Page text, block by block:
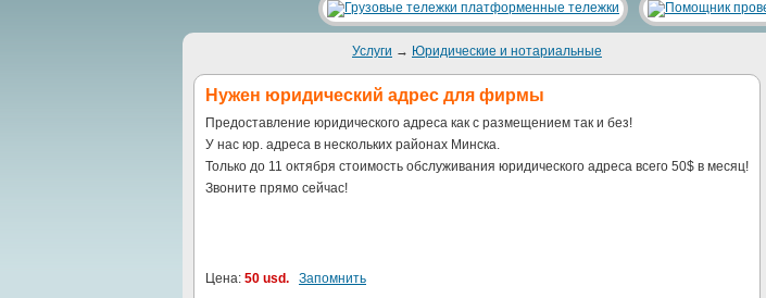
Услуги → Юридические и нотариальные
Нужен юридический адрес для фирмы
Предоставление юридического адреса как с размещением так и без!
У нас юр. адреса в нескольких районах Минска.
Только до 11 октября стоимость обслуживания юридического адреса всего 50$ в месяц!
Звоните прямо сейчас!
Цена: 50 usd. Запомнить